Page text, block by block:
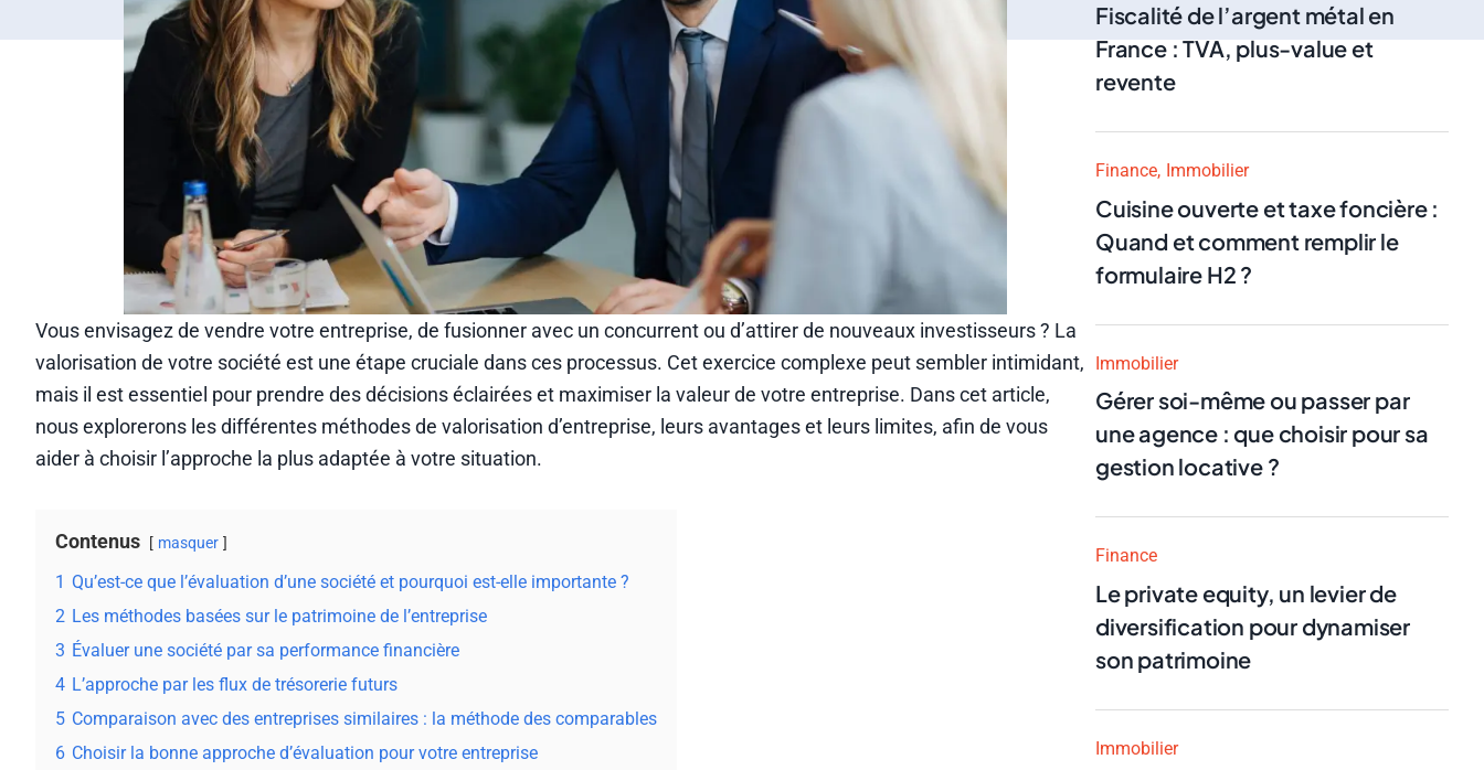
Vous envisagez de vendre votre entreprise, de fusionner avec un concurrent ou d’attirer de nouveaux investisseurs ? La
valorisation de votre société est une étape cruciale dans ces processus. Cet exercice complexe peut sembler intimidant,
mais il est essentiel pour prendre des décisions éclairées et maximiser la valeur de votre entreprise. Dans cet article,
nous explorerons les différentes méthodes de valorisation d’entreprise, leurs avantages et leurs limites, afin de vous
aider à choisir l’approche la plus adaptée à votre situation.
Contenus masquer
1 Qu’est-ce que l’évaluation d’une société et pourquoi est-elle importante ?
2 Les méthodes basées sur le patrimoine de l’entreprise
3 Évaluer une société par sa performance financière
4 L’approche par les flux de trésorerie futurs
5 Comparaison avec des entreprises similaires : la méthode des comparables
6 Choisir la bonne approche d’évaluation pour votre entreprise
Fiscalité de l’argent métal en
France : TVA, plus-value et
revente
Finance Immobilier
Cuisine ouverte et taxe foncière :
Quand et comment remplir le
formulaire H2 ?
Immobilier
Gérer soi-même ou passer par
une agence : que choisir pour sa
gestion locative ?
Finance
Le private equity, un levier de
diversification pour dynamiser
son patrimoine
Immobilier